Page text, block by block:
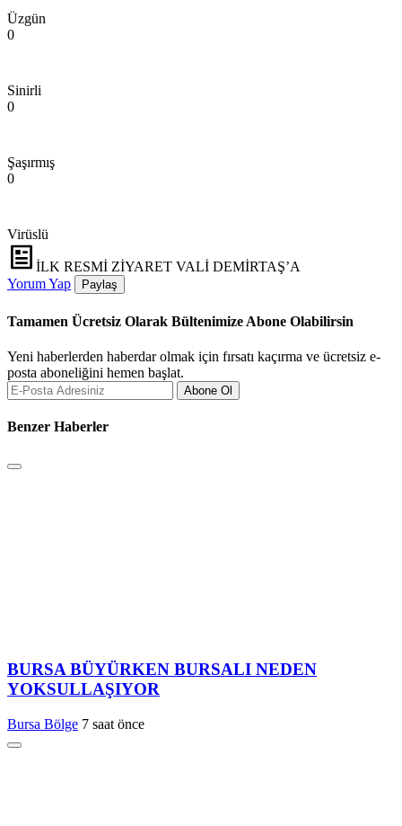
Üzgün
0
Sinirli
0
Şaşırmış
0
Virüslü
İLK RESMİ ZİYARET VALİ DEMİRTAŞ’A
Yorum Yap
Paylaş
Tamamen Ücretsiz Olarak Bültenimize Abone Olabilirsin
Yeni haberlerden haberdar olmak için fırsatı kaçırma ve ücretsiz e-
posta aboneliğini hemen başlat.
Abone Ol
Benzer Haberler
BURSA BÜYÜRKEN BURSALI NEDEN
YOKSULLAŞIYOR
Bursa Bölge 7 saat önce